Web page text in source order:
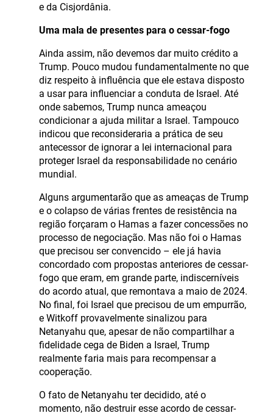
e da Cisjordânia.
Uma mala de presentes para o cessar-fogo
Ainda assim, não devemos dar muito crédito a
Trump. Pouco mudou fundamentalmente no que
diz respeito à influência que ele estava disposto
a usar para influenciar a conduta de Israel. Até
onde sabemos, Trump nunca ameaçou
condicionar a ajuda militar a Israel. Tampouco
indicou que reconsideraria a prática de seu
antecessor de ignorar a lei internacional para
proteger Israel da responsabilidade no cenário
mundial.
Alguns argumentarão que as ameaças de Trump
e o colapso de várias frentes de resistência na
região forçaram o Hamas a fazer concessões no
processo de negociação. Mas não foi o Hamas
que precisou ser convencido – ele já havia
concordado com propostas anteriores de cessar-
fogo que eram, em grande parte, indiscerníveis
do acordo atual, que remontava a maio de 2024.
No final, foi Israel que precisou de um empurrão,
e Witkoff provavelmente sinalizou para
Netanyahu que, apesar de não compartilhar a
fidelidade cega de Biden a Israel, Trump
realmente faria mais para recompensar a
cooperação.
O fato de Netanyahu ter decidido, até o
momento, não destruir esse acordo de cessar-